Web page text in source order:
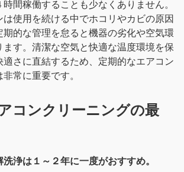
間稼働することも少なくありません。
は使用を続ける中でホコリやカビの原因
期的な管理を怠ると機器の劣化や空気環
ます。清潔な空気と快適な温度環境を保
適さに直結するため、定期的なエアコン
常に重要です。
コンクリーニングの最
洗浄は１～２年に一度がおすすめ。